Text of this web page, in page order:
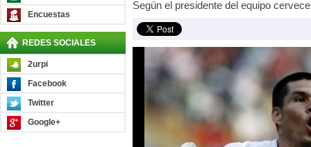
Encuestas
REDES SOCIALES
2urpi
Facebook
Twitter
Google+
Según el presidente del equipo